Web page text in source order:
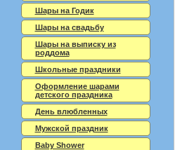
Шары на Годик
Шары на свадьбу
Шары на выписку из
роддома
Школьные праздники
Оформление шарами
детского праздника
День влюбленных
Мужской праздник
Baby Shower